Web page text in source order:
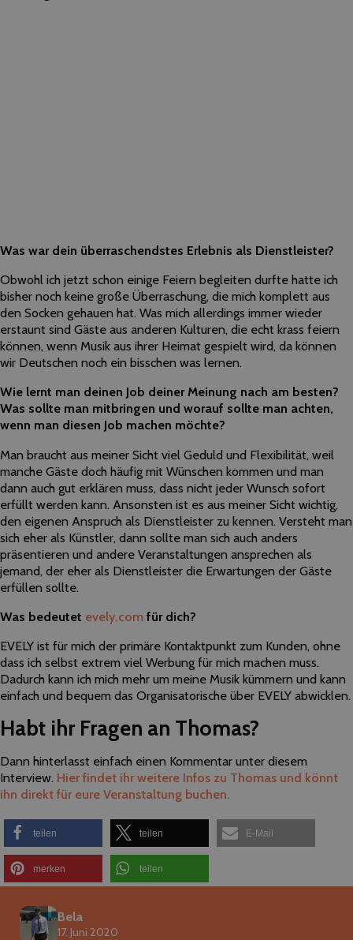
Was war dein überraschendstes Erlebnis als Dienstleister?
Obwohl ich jetzt schon einige Feiern begleiten durfte hatte ich
bisher noch keine große Überraschung, die mich komplett aus
den Socken gehauen hat. Was mich allerdings immer wieder
erstaunt sind Gäste aus anderen Kulturen, die echt krass feiern
können, wenn Musik aus ihrer Heimat gespielt wird, da können
wir Deutschen noch ein bisschen was lernen.
Wie lernt man deinen Job deiner Meinung nach am besten?
Was sollte man mitbringen und worauf sollte man achten,
wenn man diesen Job machen möchte?
Man braucht aus meiner Sicht viel Geduld und Flexibilität, weil
manche Gäste doch häufig mit Wünschen kommen und man
dann auch gut erklären muss, dass nicht jeder Wunsch sofort
erfüllt werden kann. Ansonsten ist es aus meiner Sicht wichtig,
den eigenen Anspruch als Dienstleister zu kennen. Versteht man
sich eher als Künstler, dann sollte man sich auch anders
präsentieren und andere Veranstaltungen ansprechen als
jemand, der eher als Dienstleister die Erwartungen der Gäste
erfüllen sollte.
Was bedeutet evely.com für dich?
EVELY ist für mich der primäre Kontaktpunkt zum Kunden, ohne
dass ich selbst extrem viel Werbung für mich machen muss.
Dadurch kann ich mich mehr um meine Musik kümmern und kann
einfach und bequem das Organisatorische über EVELY abwicklen.
Habt ihr Fragen an Thomas?
Dann hinterlasst einfach einen Kommentar unter diesem
Interview. Hier findet ihr weitere Infos zu Thomas und könnt
ihn direkt für eure Veranstaltung buchen.
teilen teilen E-Mail
merken teilen
Bela
17. Juni 2020